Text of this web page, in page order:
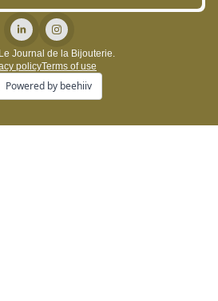
Journal de la Bijouterie.
policyTerms of use
Powered by beehiiv